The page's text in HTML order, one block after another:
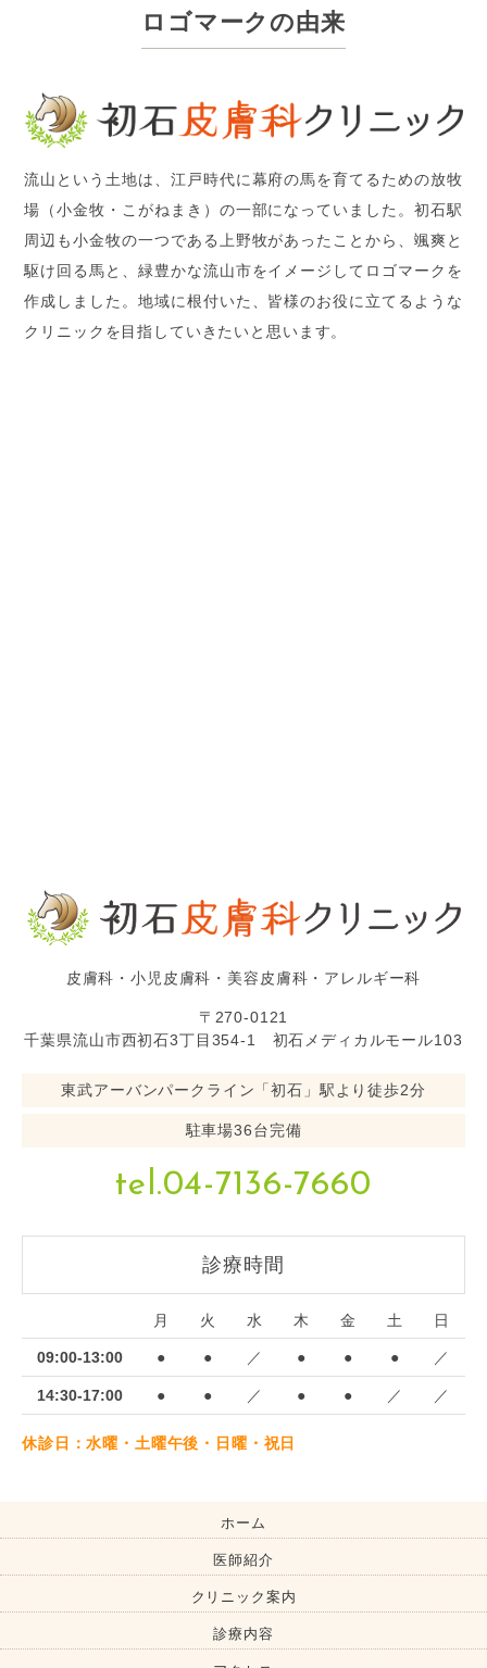
ロゴマークの由来
流山という土地は、江戸時代に幕府の馬を育てるための放牧
場（小金牧・こがねまき）の一部になっていました。初石駅
周辺も小金牧の一つである上野牧があったことから、颯爽と
駆け回る馬と、緑豊かな流山市をイメージしてロゴマークを
作成しました。地域に根付いた、皆様のお役に立てるような
クリニックを目指していきたいと思います。
皮膚科・小児皮膚科・美容皮膚科・アレルギー科
〒270-0121
千葉県流山市西初石3丁目354-1 初石メディカルモール103
東武アーバンパークライン「初石」駅より徒歩2分
駐車場36台完備
tel.04-7136-7660
診療時間
月 火 水 木 金 土 日
09:00-13:00 ● ● ／ ● ● ● ／
14:30-17:00 ● ● ／ ● ● ／ ／
休診日：水曜・土曜午後・日曜・祝日
ホーム
医師紹介
クリニック案内
診療内容